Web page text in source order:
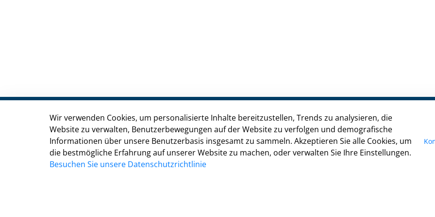
Stadt Troisdorf
Kölner Straße 176, 53840 Troisdorf
02241 900-0
Kontakt
Impressum
Datenschutz
Wir verwenden Cookies, um personalisierte Inhalte bereitzustellen, Trends zu analysieren, die
Website zu verwalten, Benutzerbewegungen auf der Website zu verfolgen und demografische
Informationen über unsere Benutzerbasis insgesamt zu sammeln. Akzeptieren Sie alle Cookies, um
die bestmögliche Erfahrung auf unserer Website zu machen, oder verwalten Sie Ihre Einstellungen.
Besuchen Sie unsere Datenschutzrichtlinie